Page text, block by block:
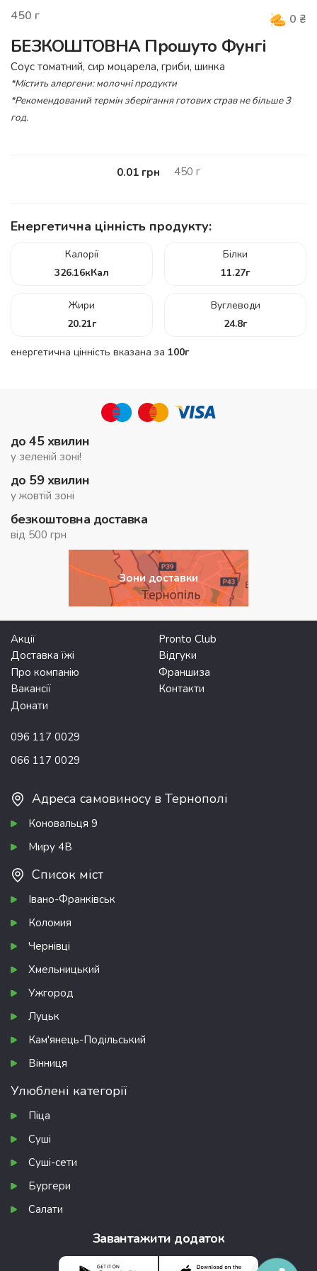
450 г 0 ₴
БЕЗКОШТОВНА Прошуто Фунгі
Соус томатний, сир моцарела, гриби, шинка
*Містить алергени: молочні продукти
*Рекомендований термін зберігання готових страв не більше 3
год.
0.01 грн 450 г
Енергетична цінність продукту:
Калорії
326.16кКал
Білки
11.27г
Жири
20.21г
Вуглеводи
24.8г
енергетична цінність вказана за 100г
до 45 хвилин
у зеленій зоні!
до 59 хвилин
у жовтій зоні
безкоштовна доставка
від 500 грн
Зони доставки
Акції
Pronto Club
Доставка їжі
Відгуки
Про компанію
Франшиза
Вакансії
Контакти
Донати
096 117 0029
066 117 0029
Адреса самовиносу в Тернополі
Коновальця 9
Миру 4В
Список міст
Івано-Франківськ
Коломия
Чернівці
Хмельницький
Ужгород
Луцьк
Кам'янець-Подільський
Вінниця
Улюблені категорії
Піца
Суші
Суші-сети
Бургери
Салати
Завантажити додаток